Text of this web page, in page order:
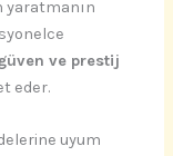
yaratmanın
ve prestij
eder.
uyum